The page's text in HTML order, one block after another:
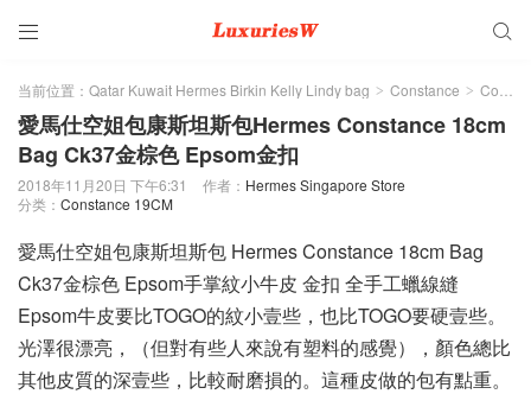
 
当前位置： Qatar Kuwait Hermes Birkin Kelly Lindy bag > Constance > Constance 19CM
愛馬仕空姐包康斯坦斯包Hermes Constance 18cm
Bag Ck37金棕色 Epsom金扣
2018年11月20日 下午6:31 作者： Hermes Singapore Store
分类： Constance 19CM
愛馬仕空姐包康斯坦斯包 Hermes Constance 18cm Bag
Ck37金棕色 Epsom手掌紋小牛皮 金扣 全手工蠟線縫
Epsom牛皮要比TOGO的紋小壹些，也比TOGO要硬壹些。
光澤很漂亮，（但對有些人來說有塑料的感覺），顏色總比
其他皮質的深壹些，比較耐磨損的。這種皮做的包有點重。